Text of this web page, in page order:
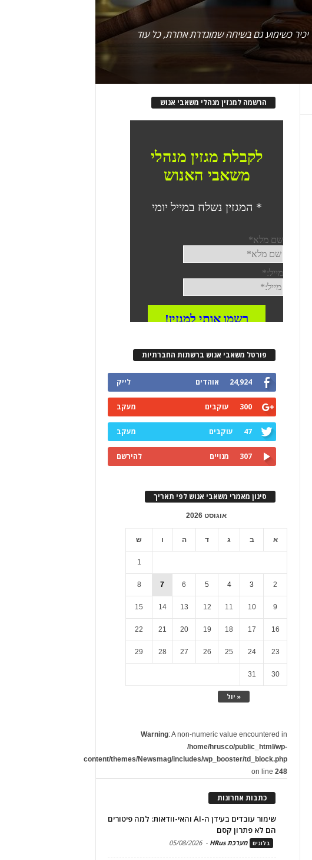
כשימוע גם בשיחה שמוגדרת אחרת, כל עוד
הרשמה למגזין מנהלי משאבי אנוש
פורטל משאבי אנוש ברשתות החברתיות
24,924 אוהדים לייק
300 עוקבים מעקב
47 עוקבים מעקב
307 מנויים להירשם
סינון מאמרי משאבי אנוש לפי תאריך
אוגוסט 2026
א ב ג ד ה ו ש
« יול
1
2
3
4
5
6
7
8
9
10
11
12
13
14
15
16
17
18
19
20
21
22
23
24
25
26
27
28
29
30
31
Warning: A non-numeric value encountered in
/home/hrusco/public_html/wp-
content/themes/Newsmag/includes/wp_booster/td_block.php
on line248
כתבות אחרונות
שימור עובדים בעידן ה-AI והאי-וודאות: למה פיטורים
הם לא פתרון קסם
בלוגים מערכת HRus -
05/08/2026